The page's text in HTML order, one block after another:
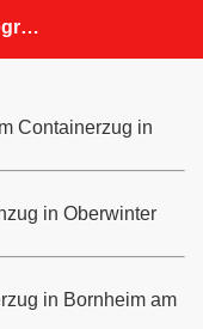
fabians-hobby-fotografien
Containerzug in
in Oberwinter
in Bornheim am